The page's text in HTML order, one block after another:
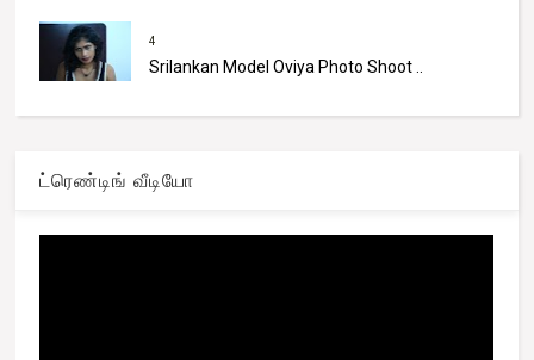
4
Srilankan Model Oviya Photo Shoot ..
ட்ரெண்டிங் வீடியோ